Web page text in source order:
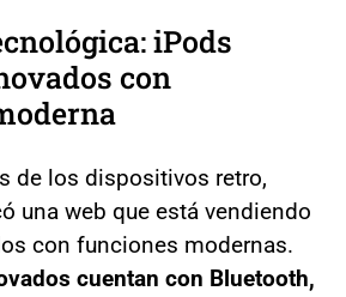
iPods
con
de los dispositivos retro,
una web que está vendiendo
con funciones modernas.
cuentan con Bluetooth,